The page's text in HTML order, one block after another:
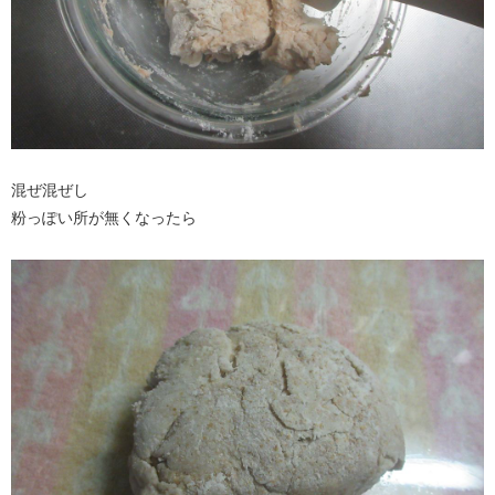
混ぜ混ぜし
粉っぽい所が無くなったら